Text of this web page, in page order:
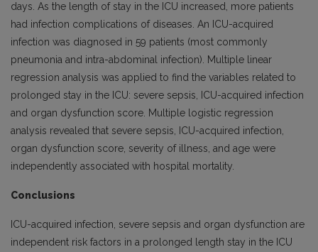
days. As the length of stay in the ICU increased, more patients
had infection complications of diseases. An ICU-acquired
infection was diagnosed in 59 patients (most commonly
pneumonia and intra-abdominal infection). Multiple linear
regression analysis was applied to find the variables related to
prolonged stay in the ICU: severe sepsis, ICU-acquired infection
and organ dysfunction score. Multiple logistic regression
analysis revealed that severe sepsis, ICU-acquired infection,
organ dysfunction score, severity of illness, and age were
independently associated with hospital mortality.
Conclusions
ICU-acquired infection, severe sepsis and organ dysfunction are
independent risk factors in a prolonged length stay in the ICU